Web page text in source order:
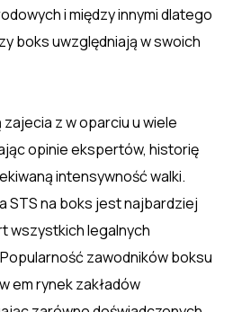
i między innymi dlatego
boks uwzględniają w swoich
z w oparciu u wiele
opinie ekspertów, historię
intensywność walki.
STS na boks jest najbardziej
wszystkich legalnych
zawodników boksu
em rynek zakładów